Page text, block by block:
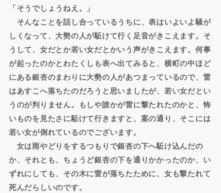
「そうでしょうねえ。」
そんなことを話し合っているうちに、表はいよいよ騒が
しくなって、大勢の人が駈けて行く足音がきこえます。そ
うして、女だとか若い女だとかいう声がきこえます。何事
が起ったのかとわたくしも表へ出てみると、横町の中ほど
にある銀杏のまわりに大勢の人があつまっているので、雷
はあすこへ落ちたのだろうと思いましたが、若い女だとい
うのが判りません。もしや誰かが雷に撃たれたのかと、怖
いものを見たさに駈けて行きますと、案の通り、そこには
若い女が倒れているのでございます。
女は雨やどりをするつもりで銀杏の下へ駈け込んだの
か、それとも、ちょうど銀杏の下を通りかかったのか、い
ずれにしても、その木に雷が落ちたために、女も撃たれて
死んだらしいのです。